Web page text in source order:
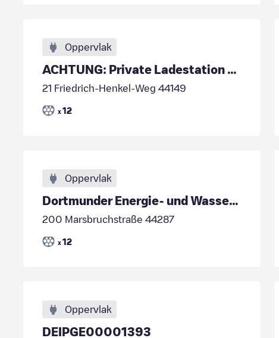
Oppervlak
ACHTUNG: Private Ladestation - kein öffentliches Laden!
21 Friedrich-Henkel-Weg 44149
x 12
Oppervlak
Dortmunder Energie- und Wasserversorgung GmbH - De
200 Marsbruchstraße 44287
x 12
Oppervlak
DEIPGE00001393